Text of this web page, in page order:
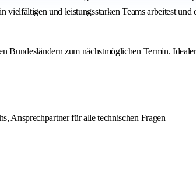
und leistungsstarken Teams arbeitest und
Bundesländern zum nächstmöglichen Termin.
Ansprechpartner für alle technischen Fragen